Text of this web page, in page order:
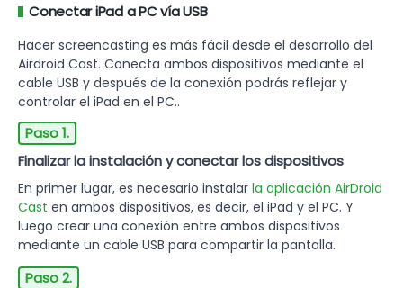
Conectar iPad a PC vía USB
Hacer screencasting es más fácil desde el desarrollo del
Airdroid Cast. Conecta ambos dispositivos mediante el
cable USB y después de la conexión podrás reflejar y
controlar el iPad en el PC..
Paso 1.
Finalizar la instalación y conectar los dispositivos
En primer lugar, es necesario instalar la aplicación AirDroid
Cast en ambos dispositivos, es decir, el iPad y el PC. Y
luego crear una conexión entre ambos dispositivos
mediante un cable USB para compartir la pantalla.
Paso 2.